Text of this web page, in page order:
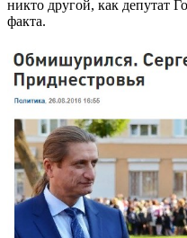
никто другой, как депутат
факта.